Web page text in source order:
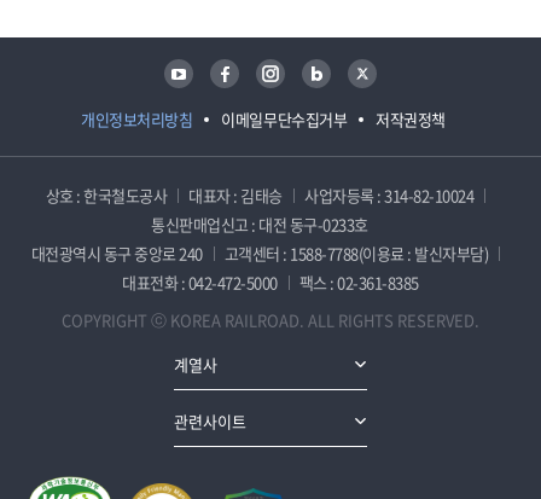
개인정보처리방침 이메일무단수집거부 저작권정책
유튜브 페이스북 인스타그램 블로그 트위터
상호 : 한국철도공사 대표자 : 김태승
사업자등록 : 314-82-10024
통신판매업신고 : 대전 동구-0233호
대전광역시 동구 중앙로 240
고객센터 : 1588-7788(이용료 : 발신자부담)
대표전화 : 042-472-5000
팩스 : 02-361-8385
COPYRIGHT ⓒ KOREA RAILROAD. ALL RIGHTS RESERVED.
계열사
관련사이트